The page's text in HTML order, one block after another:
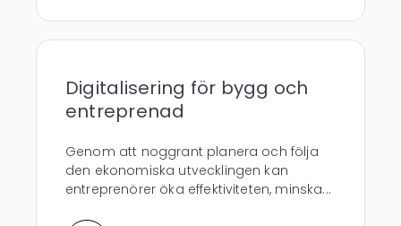
Digitalisering för bygg och
entreprenad
Genom att noggrant planera och följa
den ekonomiska utvecklingen kan
entreprenörer öka effektiviteten, minska...